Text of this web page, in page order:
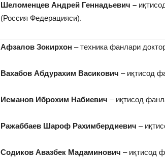
Шеломенцев Андрей Геннадьевич –
(Россия Федерацияси).
Афзалов Зокирхон – техника фанлари
Вахабов Абдурахим Васикович – иқтисод
Исманов Иброхим Набиевич – иқтисод
Ражаббаев Шароф Рахимбердиевич –
Содиков Авазбек Мадаминович – иқтисод